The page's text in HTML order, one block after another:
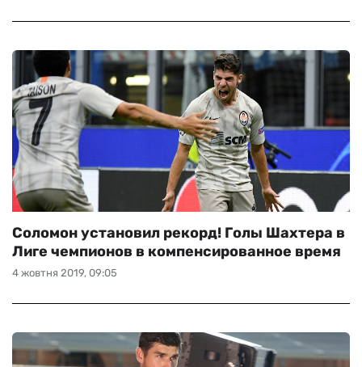
4 жовтня 2019, 09:05
Соломон установил рекорд! Голы Шахтера в
Лиге чемпионов в компенсированное время